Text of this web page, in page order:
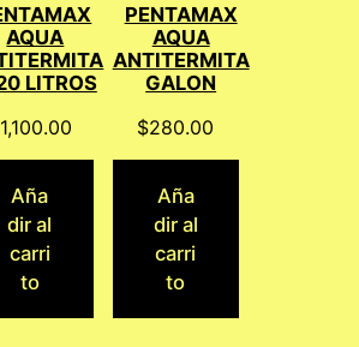
AQUA
LITROS
1,100.00
Aña
dir al
carri
to
PENTAMAX
AQUA
ANTITERMITA
GALON
$280.00
Aña
dir al
carri
to